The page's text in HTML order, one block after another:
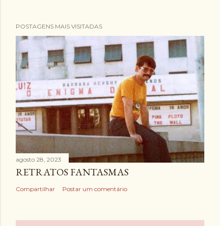
POSTAGENS MAIS VISITADAS
agosto 28, 2023
RETRATOS FANTASMAS
Compartilhar Postar um comentário